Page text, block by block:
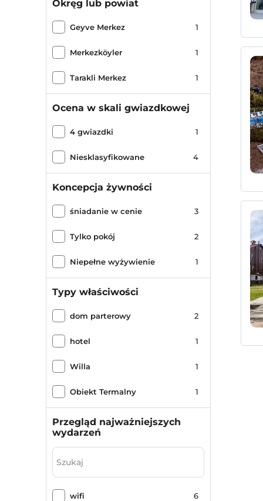
Okręg lub powiat
Geyve Merkez 1
Merkezköyler 1
Tarakli Merkez 1
Ocena w skali gwiazdkowej
4 gwiazdki 1
Niesklasyfikowane 4
Koncepcja żywności
śniadanie w cenie 3
Tylko pokój 2
Niepełne wyżywienie 1
Typy właściwości
dom parterowy 2
hotel 1
Willa 1
Obiekt Termalny 1
Przegląd najważniejszych
wydarzeń
wifi 6